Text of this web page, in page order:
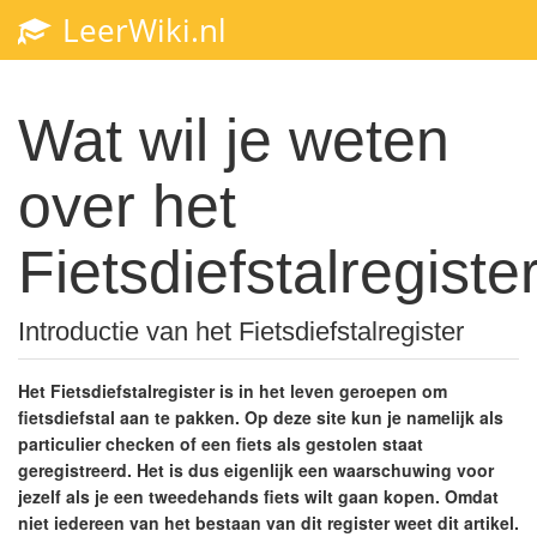
LeerWiki.nl
Wat wil je weten
over het
Introductie van het Fietsdiefstalregister
Het Fietsdiefstalregister is in het leven geroepen om
fietsdiefstal aan te pakken. Op deze site kun je namelijk als
particulier checken of een fiets als gestolen staat
geregistreerd. Het is dus eigenlijk een waarschuwing voor
jezelf als je een tweedehands fiets wilt gaan kopen. Omdat
niet iedereen van het bestaan van dit register weet dit artikel.